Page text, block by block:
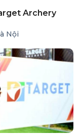
Archery
Nội